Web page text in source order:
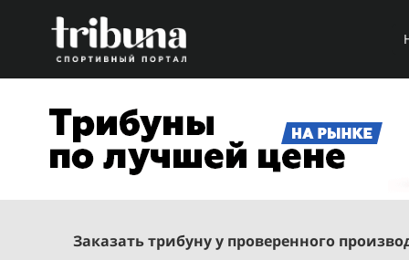
Заказать трибуну у проверенного